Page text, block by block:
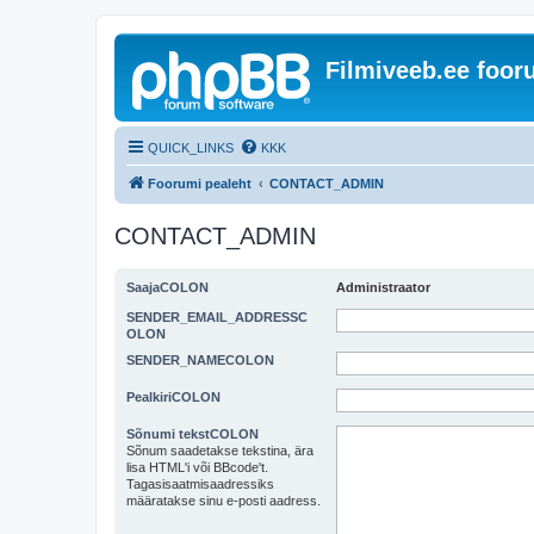
Filmiveeb.ee
QUICK_LINKS KKK
Foorumi pealeht CONTACT_ADMIN
CONTACT_ADMIN
SaajaCOLON Administraator
SENDER_EMAIL_ADDRESSC
OLON
SENDER_NAMECOLON
PealkiriCOLON
Sõnumi tekstCOLON
Sõnum saadetakse tekstina, ära
lisa HTML'i või BBcode't.
Tagasisaatmisaadressiks
määratakse sinu e-posti aadress.